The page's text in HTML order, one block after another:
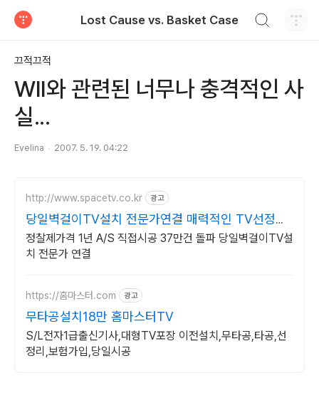
Lost Cause vs. Basket Case
끄적끄적
WII와 관련된 너무나 충격적인 사
실...
Evelina 2007. 5. 19. 04:22
http://www.spacetv.co.kr 광고
당일벽걸이TV설치 전문가연결 매력적인 TV선정리
추천시공
정찰제가격 1년 A/S 직접시공 37만건 돌파 당일벽걸이TV설
치 전문가 연결
https://홈마스터.com 광고
무타공설치18만 홈마스터TV
S/L전자1급출신기사,대형TV포장 이전설치,무타공,타공,선
정리,보험가입,당일시공